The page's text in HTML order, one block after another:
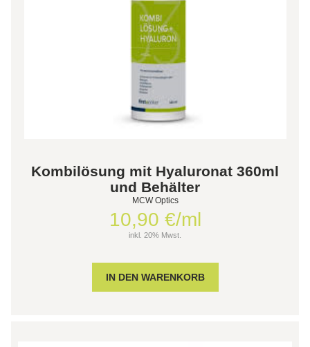
Kombilösung mit Hyaluronat 360ml
und Behälter
MCW Optics
10,90 €/ml
inkl. 20% Mwst.